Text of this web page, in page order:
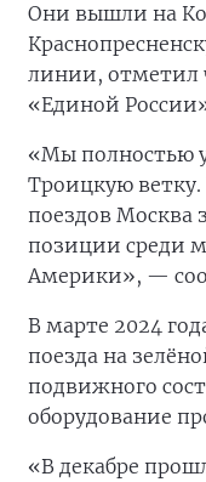
Они вышли на
линии, отметил
«Единой
«Мы полностью
Троицкую
поездов
позиции среди
Америки», —
В марте 2024
поезда на
подвижного
оборудование
«В декабре